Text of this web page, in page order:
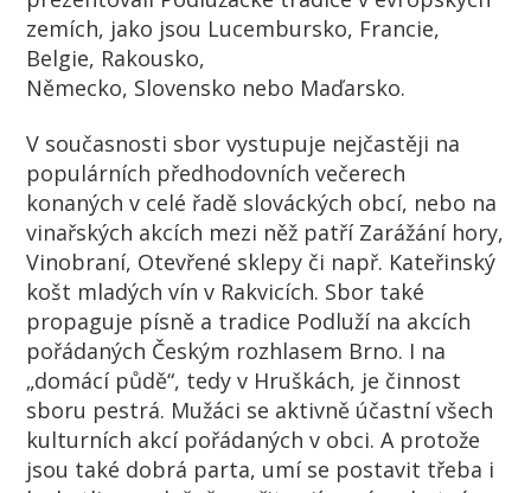
zemích, jako jsou Lucembursko, Francie,
Belgie, Rakousko,
Německo, Slovensko nebo Maďarsko.
V současnosti sbor vystupuje nejčastěji na
populárních předhodovních večerech
konaných v celé řadě slováckých obcí, nebo na
vinařských akcích mezi něž patří Zarážání hory,
Vinobraní, Otevřené sklepy či např. Kateřinský
košt mladých vín v Rakvicích. Sbor také
propaguje písně a tradice Podluží na akcích
pořádaných Českým rozhlasem Brno. I na
„domácí půdě“, tedy v Hruškách, je činnost
sboru pestrá. Mužáci se aktivně účastní všech
kulturních akcí pořádaných v obci. A protože
jsou také dobrá parta, umí se postavit třeba i